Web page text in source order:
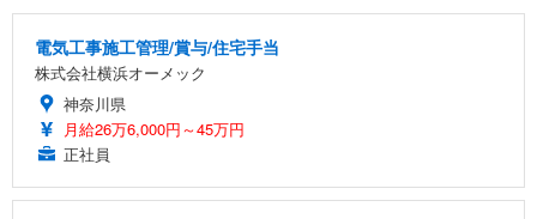
電気工事施工管理/賞与/住宅手当
株式会社横浜オーメック
神奈川県
月給26万6,000円～45万円
正社員